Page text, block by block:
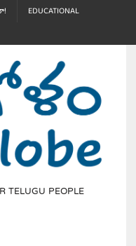
EDUCATIONAL
TELUGU PEOPLE